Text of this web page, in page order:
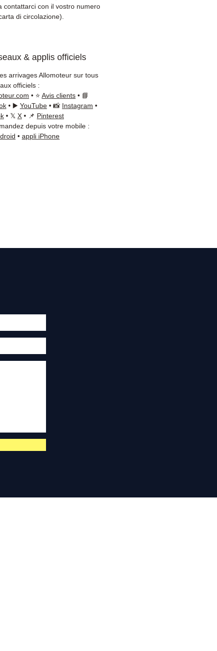
/ DB Schenker)
clienti reattivo via
al+33 6 38 71 66 54
disponibile) — Lunedì a
9h-18h.
contattarci con il vostro numero
di circolazione).
& applis officiels
arrivages Allomoteur sur tous
officiels :
• ⭐ Avis clients • 📘
• ▶️ YouTube • 📸 Instagram •
• 𝕏 X • 📌 Pinterest
depuis votre mobile :
• appli iPhone